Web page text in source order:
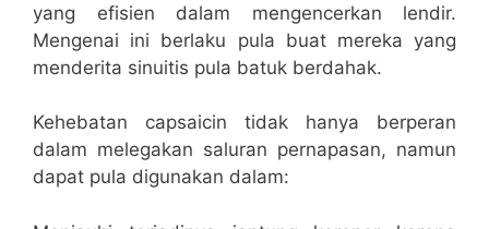
yang efisien dalam mengencerkan lendir.
Mengenai ini berlaku pula buat mereka yang
menderita sinuitis pula batuk berdahak.
Kehebatan capsaicin tidak hanya berperan
dalam melegakan saluran pernapasan, namun
dapat pula digunakan dalam: